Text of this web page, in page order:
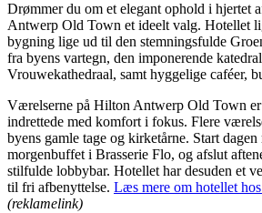
Drømmer du om et elegant ophold i hjertet
Antwerp Old Town et ideelt valg. Hotellet
bygning lige ud til den stemningsfulde
fra byens vartegn, den imponerende
Vrouwekathedraal, samt hyggelige caféer,
Værelserne på Hilton Antwerp Old Town
indrettede med komfort i fokus. Flere
byens gamle tage og kirketårne. Start dagen
morgenbuffet i Brasserie Flo, og afslut
stilfulde lobbybar. Hotellet har desuden et
til fri afbenyttelse. Læs mere om hotellet
(reklamelink)